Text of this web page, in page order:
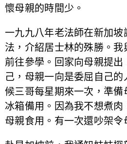
懷母親的時間少。
一九九八年老法師在新加
法，介紹居士林的殊勝。
前往參學。回家向母親提出
己，母親一向是委屈自己
候三哥每星期來一次，準
冰箱備用。因為我不想煮
母親食用。有一次還吵架令